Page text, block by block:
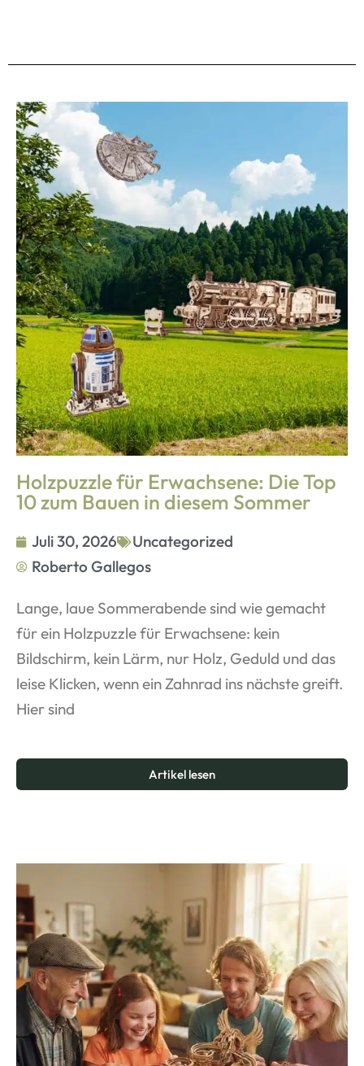
Holzpuzzle für Erwachsene: Die Top
10 zum Bauen in diesem Sommer
Juli 30, 2026
Uncategorized
Roberto Gallegos
Lange, laue Sommerabende sind wie gemacht
für ein Holzpuzzle für Erwachsene: kein
Bildschirm, kein Lärm, nur Holz, Geduld und das
leise Klicken, wenn ein Zahnrad ins nächste greift.
Hier sind
Artikel lesen